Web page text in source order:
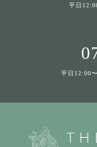
平日
平日12:00